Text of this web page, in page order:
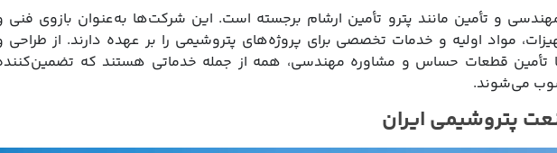
و تأمین مانند پترو تأمین ارشام برجسته است. این شرکت‌ها به‌عنوان بازوی فنی
مواد اولیه و خدمات تخصصی برای پروژه‌های پتروشیمی را بر عهده دارند. از طراحی
تأمین قطعات حساس و مشاوره مهندسی، همه از جمله خدماتی هستند که
می‌شوند.
پتروشیمی ایران